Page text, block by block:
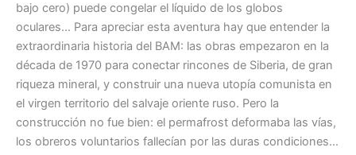
bajo cero) puede congelar el líquido de los globos
oculares… Para apreciar esta aventura hay que entender la
extraordinaria historia del BAM: las obras empezaron en la
década de 1970 para conectar rincones de Siberia, de gran
riqueza mineral, y construir una nueva utopía comunista en
el virgen territorio del salvaje oriente ruso. Pero la
construcción no fue bien: el permafrost deformaba las vías,
los obreros voluntarios fallecían por las duras condiciones…